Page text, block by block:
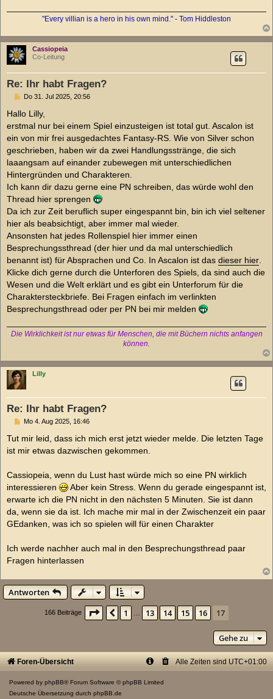
"Every villian is a hero in his own mind." - Tom Hiddleston
Cassiopeia
Co-Leitung
Re: Ihr habt Fragen?
B
i
r
a
g
Do 31. Jul 2025, 20:56
Hallo Lilly,
erstmal nur bei einem Spiel einzusteigen ist total gut. Ascalon ist
ein von mir frei ausgedachtes Fantasy-RS. Wie von Silver schon
geschrieben, haben wir da zwei Handlungsstränge, die sich
laaangsam auf einander zubewegen mit unterschiedlichen
Hintergründen und Charakteren.
Ich kann dir dazu gerne eine PN schreiben, das würde wohl den
Thread hier sprengen
Da ich zur Zeit beruflich super eingespannt bin, bin ich viel seltener
hier als beabsichtigt, aber immer mal wieder.
Ansonsten hat jedes Rollenspiel hier immer einen
Besprechungssthread (der hier und da mal unterschiedlich
benannt ist) für Absprachen und Co. In Ascalon ist das dieser hier.
Klicke dich gerne durch die Unterforen des Spiels, da sind auch die
Wesen und die Welt erklärt und es gibt ein Unterforum für die
Charaktersteckbriefe. Bei Fragen einfach im verlinkten
Besprechungsthread oder per PN bei mir melden
Die Wirklichkeit ist nur etwas für Menschen, die mit Büchern nichts anfangen
können.
Lilly
Re: Ihr habt Fragen?
B
i
r
Mo 4. Aug 2025, 16:46
Tut mir leid, dass ich mich erst jetzt wieder melde. Die letzten Tage
ist mir etwas dazwischen gekommen.
Cassiopeia, wenn du Lust hast würde mich so eine PN wirklich
interessieren
Aber kein Stress. Wenn du gerade eingespannt ist,
erwarte ich die PN nicht in den nächsten 5 Minuten. Sie ist dann
da, wenn sie da ist. Ich mache mir mal in der Zwischenzeit ein paar
GEdanken, was ich so spielen will für einen Charakter
Ich werde nachher auch mal in den Besprechungsthread paar
Fragen hinterlassen
Antworten
166 Beiträge Seite 17von17
Vorherige
1 13 14 15 16 17
Gehe zu
Foren-Übersicht Alle Zeiten sind UTC+01:00
Powered by phpBB® Forum Software © phpBB Limited
Deutsche Übersetzung durch phpBB.de